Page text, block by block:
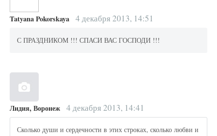
Tatyana Pokorskaya 4 декабря 2013, 14:51
С ПРАЗДНИКОМ !!! СПАСИ ВАС ГОСПОДИ !!!
Лидия, Воронеж 4 декабря 2013, 14:41
Сколько души и сердечности в этих строках, сколько любви и